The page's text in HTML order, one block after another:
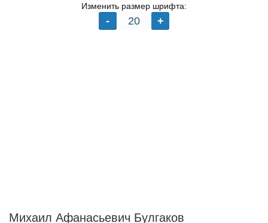
Изменить размер шрифта:
Михаил Афанасьевич Булгаков